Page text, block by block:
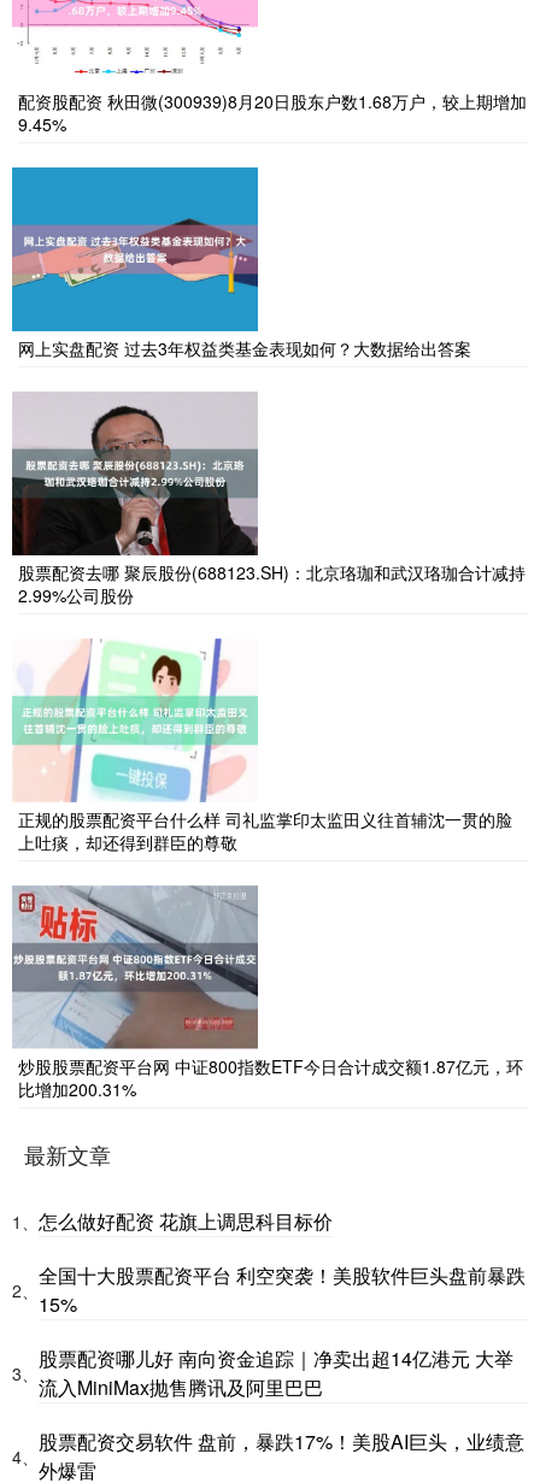
配资股配资 秋田微(300939)8月20日股东户数1.68万户，较上期增加
9.45%
网上实盘配资 过去3年权益类基金表现如何？大数据给出答案
股票配资去哪 聚辰股份(688123.SH)：北京珞珈和武汉珞珈合计减持
2.99%公司股份
正规的股票配资平台什么样 司礼监掌印太监田义往首辅沈一贯的脸
上吐痰，却还得到群臣的尊敬
炒股股票配资平台网 中证800指数ETF今日合计成交额1.87亿元，环
比增加200.31%
最新文章
1、 怎么做好配资 花旗上调思科目标价
2、
全国十大股票配资平台 利空突袭！美股软件巨头盘前暴跌
15%
3、
股票配资哪儿好 南向资金追踪｜净卖出超14亿港元 大举
流入MiniMax抛售腾讯及阿里巴巴
4、
股票配资交易软件 盘前，暴跌17%！美股AI巨头，业绩意
外爆雷